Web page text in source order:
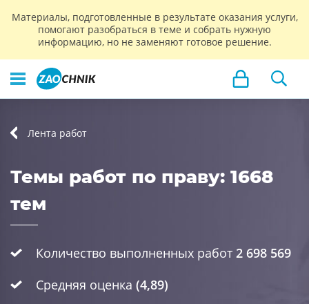
Материалы, подготовленные в результате оказания услуги,
помогают разобраться в теме и собрать нужную
информацию, но не заменяют готовое решение.
Лента работ
Темы работ по праву: 1668
тем
Количество выполненных работ 2 698 569
Средняя оценка (4,89)